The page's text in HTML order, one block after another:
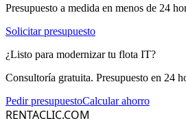
Presupuesto a medida en menos de 24
Solicitar presupuesto
¿Listo para modernizar tu flota IT?
Consultoría gratuita. Presupuesto en 24
Pedir presupuestoCalcular ahorro
RENTACLIC.COM